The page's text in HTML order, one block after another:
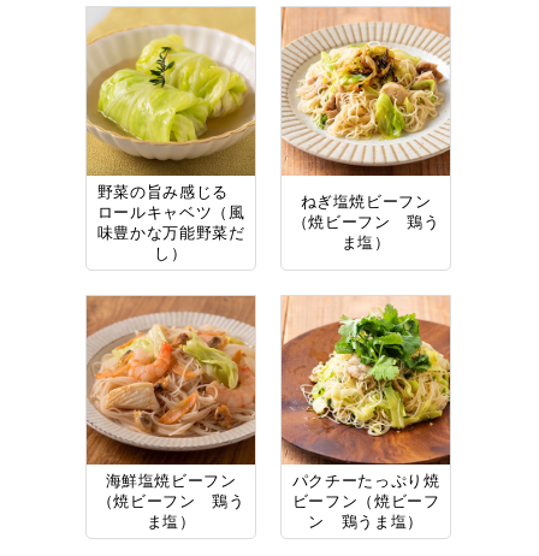
野菜の旨み感じる
ロールキャベツ（風
味豊かな万能野菜だ
し）
ねぎ塩焼ビーフン
（焼ビーフン 鶏う
ま塩）
海鮮塩焼ビーフン
（焼ビーフン 鶏う
ま塩）
パクチーたっぷり焼
ビーフン（焼ビーフ
ン 鶏うま塩）